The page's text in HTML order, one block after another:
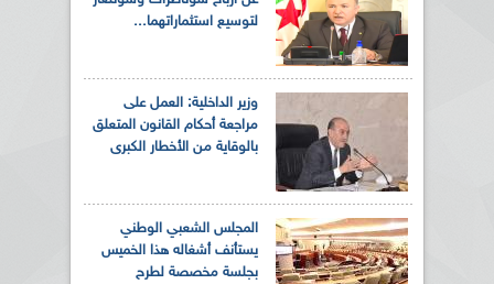
لتوسيع استثماراتهما...
وزير الداخلية: العمل على
مراجعة أحكام القانون المتعلق
بالوقاية من الأخطار الكبرى
المجلس الشعبي الوطني
يستأنف أشغاله هذا الخميس
بجلسة مخصصة لطرح